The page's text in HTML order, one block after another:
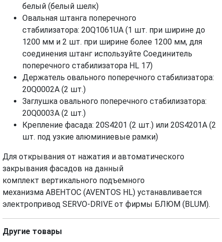
белый (белый шелк)
Овальная штанга поперечного
стабилизатора: 20Q1061UА (1 шт. при ширине до
1200 мм и 2 шт. при ширине более 1200 мм, для
соединения штанг используйте Соединитель
поперечного стабилизатора HL 17)
Держатель овального поперечного стабилизатора:
20Q0002А (2 шт.)
Заглушка овального поперечного стабилизатора:
20Q0003А (2 шт.)
Крепление фасада: 20S4201 (2 шт.) или 20S4201А (2
шт. под узкие алюминиевые рамки)
Для открывания от нажатия и автоматического
закрывания фасадов на данный
комплект вертикального подъемного
механизма АВЕНТОС (AVENTOS HL) устанавливается
электропривод SERVO-DRIVE от фирмы БЛЮМ (BLUM).
Другие товары